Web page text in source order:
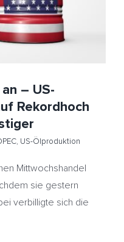
US-Ölproduktion
– US-
Rekordhoch
, US-Ölproduktion
Mittwochshandel
sie gestern
verbilligte sich die